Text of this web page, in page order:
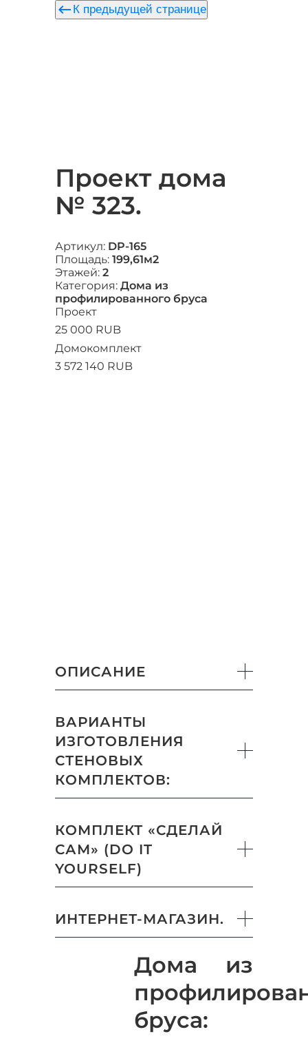
keyboard_backspace К предыдущей странице
Проект дома
№ 323.
Артикул: DP-165
Площадь: 199,61м2
Этажей: 2
Категория: Дома из
профилированного бруса
Проект
25 000 RUB
Домокомплект
3 572 140 RUB
ОПИСАНИЕ
ВАРИАНТЫ
ИЗГОТОВЛЕНИЯ
СТЕНОВЫХ
КОМПЛЕКТОВ:
КОМПЛЕКТ «СДЕЛАЙ
САМ» (DO IT
YOURSELF)
ИНТЕРНЕТ-МАГАЗИН.
Дома из
бруса: